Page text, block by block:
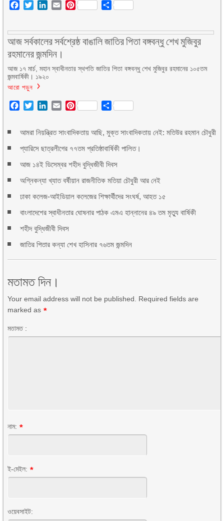
Facebook
TwitterLinkedIn
EmailPinterest Share
আজ সর্বকালের সর্বশ্রেষ্ঠ বাঙালি জাতির পিতা বঙ্গবন্ধু শেখ মুজিবুর
রহমানের জন্মদিন।
আজ ১৭ মার্চ, মহান স্বাধীনতার স্থপতি জাতির পিতা বঙ্গবন্ধু শেখ মুজিবুর রহমানের ১০৫তম
জন্মবার্ষিকী। ১৯২০
আরো পড়ুন
Facebook
TwitterLinkedIn
EmailPinterest Share
আমরা নিয়ন্ত্রিত সাংবাদিকতায় আছি, মুক্ত সাংবাদিকতায় নেই: মতিউর রহমান চৌধুরী
প্যারিসে ছাত্রলীগের ৭৭তম প্রতিষ্ঠাবার্ষিকী পালিত।
আজ ১৪ই ডিসেম্বর শহীদ বুদ্ধিজীবী দিবস
অগ্নিকন্যা খ্যাত বর্ষীয়ান রাজনীতিক মতিয়া চৌধুরী আর নেই
ঢাকা কলেজ-আইডিয়াল কলেজের শিক্ষার্থীদের সংঘর্ষ, আহত ১৫
বাংলাদেশের স্বাধীনতার ঘোষনার পাঠক এমএ হান্নানের ৪৯ তম মৃত্যু বার্ষিকী
শহীদ বুদ্ধিজীবী দিবস
জাতির পিতার কন্যা শেখ হাসিনার ৭৬তম জন্মদিন
মতামত দিন।
Your email address will not be published. Required fields are
marked as *
মতামত :
নাম: *
ই-মেইল: *
ওয়েবসাইট: